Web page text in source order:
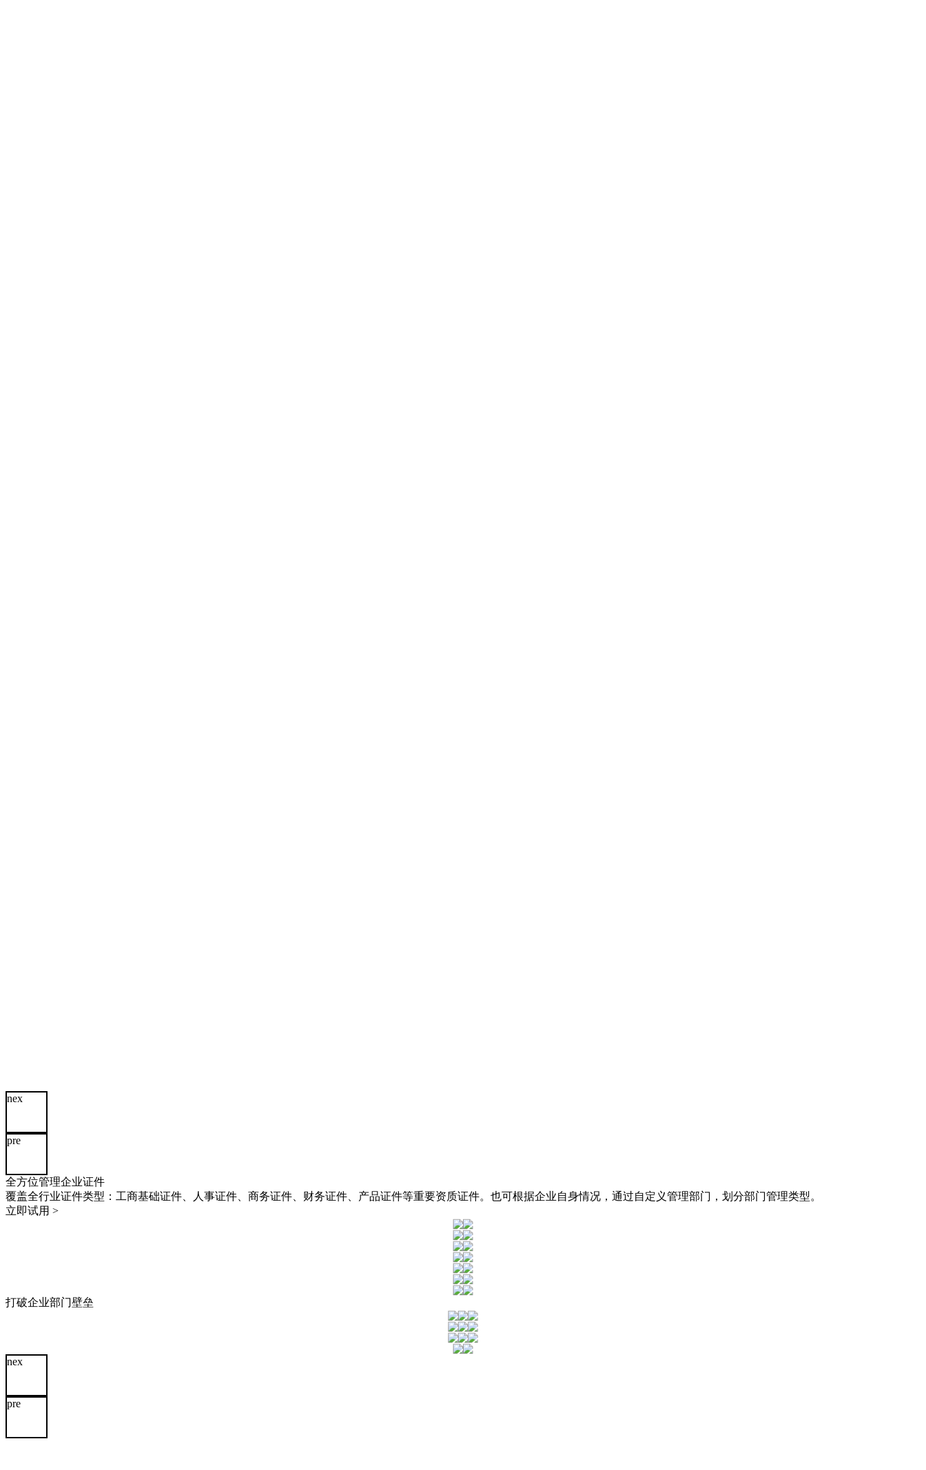
全方位管理企业证件
覆盖全行业证件类型：工商基础证件、人事证件、商务证件、财务证件、产品证件等重要资质证件。也可根据企业自身情况，通过自定义管理部门，划分部门管理类型。
立即试用 >
打破企业部门壁垒